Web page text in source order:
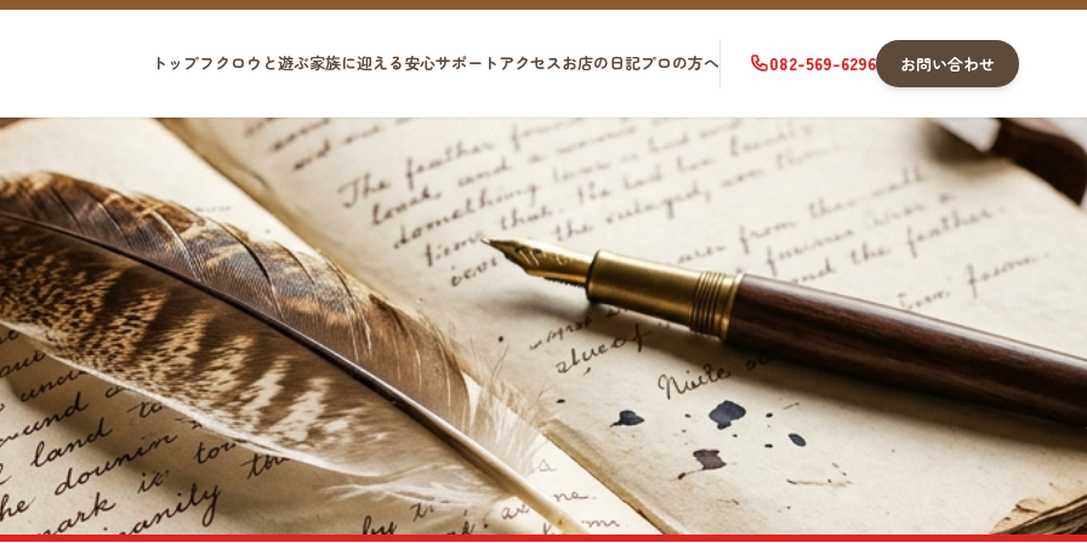
トップフクロウと遊ぶ家族に迎える安心サポートアクセスお店の日記プロの方へ 082-569-6296 お問い合わせ